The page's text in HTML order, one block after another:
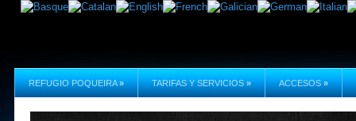
REFUGIO POQUEIRA » TARIFAS Y SERVICIOS » ACCESOS »